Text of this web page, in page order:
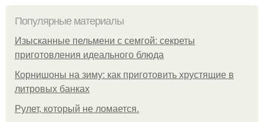
Популярные материалы
Изысканные пельмени с семгой: секреты
приготовления идеального блюда
Корнишоны на зиму: как приготовить хрустящие в
литровых банках
Рулет, который не ломается.